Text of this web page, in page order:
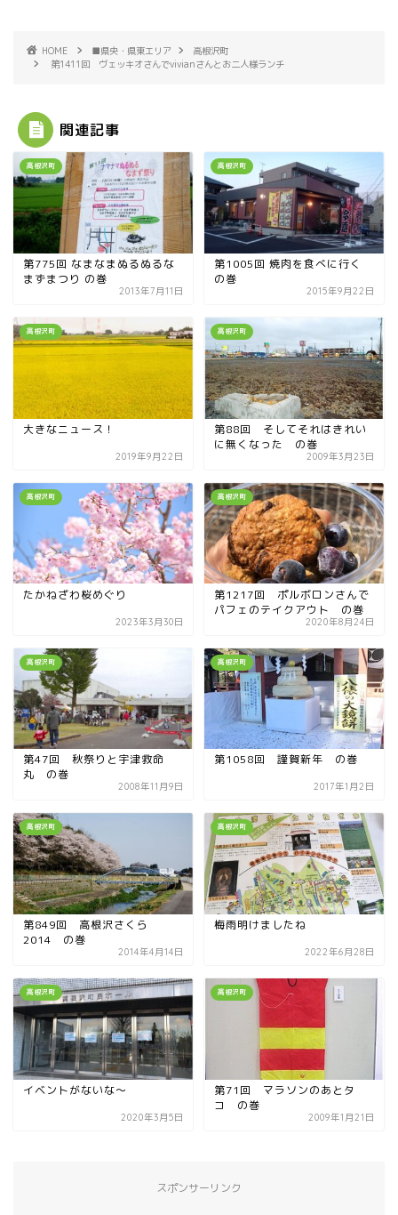
HOME ■県央・県東エリア
高根沢町
第1411回 ヴェッキオさんでvivianさんとお二人様ランチ
関連記事
高根沢町
第775回 なまなまぬるぬるな
まずまつり の巻
2013年7月11日
高根沢町
第1005回 焼肉を食べに行く
の巻
2015年9月22日
高根沢町
大きなニュース！
2019年9月22日
高根沢町
第88回 そしてそれはきれい
に無くなった の巻
2009年3月23日
高根沢町
たかねざわ桜めぐり
2023年3月30日
高根沢町
第1217回 ポルボロンさんで
パフェのテイクアウト の巻
2020年8月24日
高根沢町
第47回 秋祭りと宇津救命
丸 の巻
2008年11月9日
高根沢町
第1058回 謹賀新年 の巻
2017年1月2日
高根沢町
第849回 高根沢さくら
2014 の巻
2014年4月14日
高根沢町
梅雨明けましたね
2022年6月28日
高根沢町
イベントがないな〜
2020年3月5日
高根沢町
第71回 マラソンのあとタ
コ の巻
2009年1月21日
スポンサーリンク